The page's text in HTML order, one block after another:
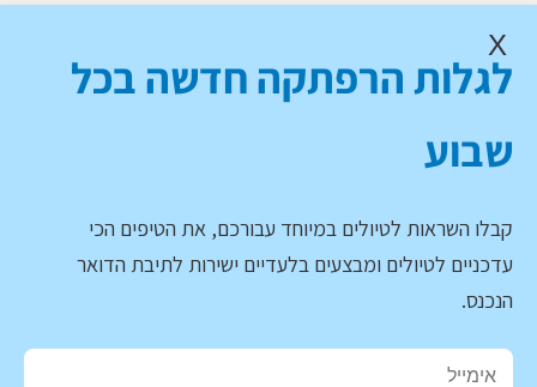
X
לגלות הרפתקה חדשה בכל
שבוע
קבלו השראות לטיולים במיוחד עבורכם, את הטיפים הכי
עדכניים לטיולים ומבצעים בלעדיים ישירות לתיבת הדואר
הנכנס.